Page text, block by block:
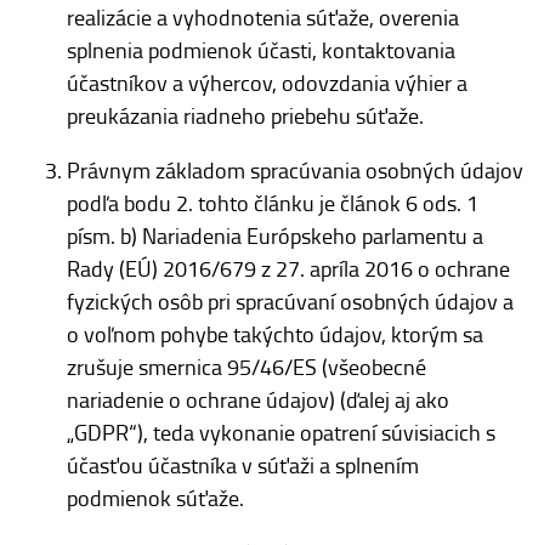
realizácie a vyhodnotenia súťaže, overenia
splnenia podmienok účasti, kontaktovania
účastníkov a výhercov, odovzdania výhier a
preukázania riadneho priebehu súťaže.
Právnym základom spracúvania osobných údajov
podľa bodu 2. tohto článku je článok 6 ods. 1
písm. b) Nariadenia Európskeho parlamentu a
Rady (EÚ) 2016/679 z 27. apríla 2016 o ochrane
fyzických osôb pri spracúvaní osobných údajov a
o voľnom pohybe takýchto údajov, ktorým sa
zrušuje smernica 95/46/ES (všeobecné
nariadenie o ochrane údajov) (ďalej aj ako
„GDPR“), teda vykonanie opatrení súvisiacich s
účasťou účastníka v súťaži a splnením
podmienok súťaže.